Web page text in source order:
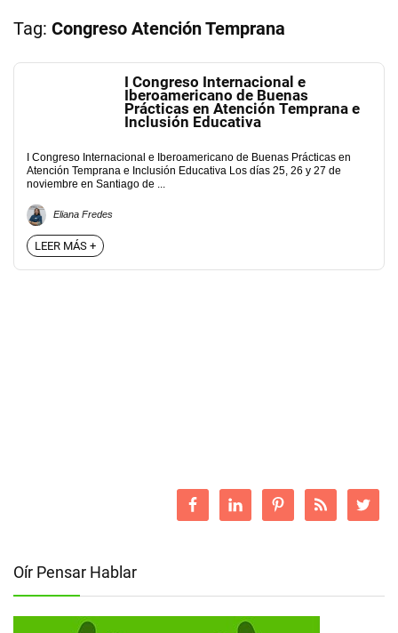
Tag: Congreso Atención Temprana
I Congreso Internacional e
Iberoamericano de Buenas
Prácticas en Atención Temprana e
Inclusión Educativa
I Congreso Internacional e Iberoamericano de Buenas Prácticas en
Atención Temprana e Inclusión Educativa Los días 25, 26 y 27 de
noviembre en Santiago de ...
Eliana Fredes
LEER MÁS +
Oír Pensar Hablar